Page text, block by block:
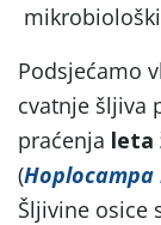
Podsjećamo
cvatnje šljiva
praćenja leta
(
Šljivine osice